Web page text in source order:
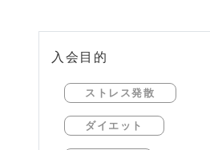
入会目的
ストレス発散
ダイエット